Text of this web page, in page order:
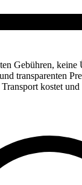
Gebühren, keine
transparenten
kostet